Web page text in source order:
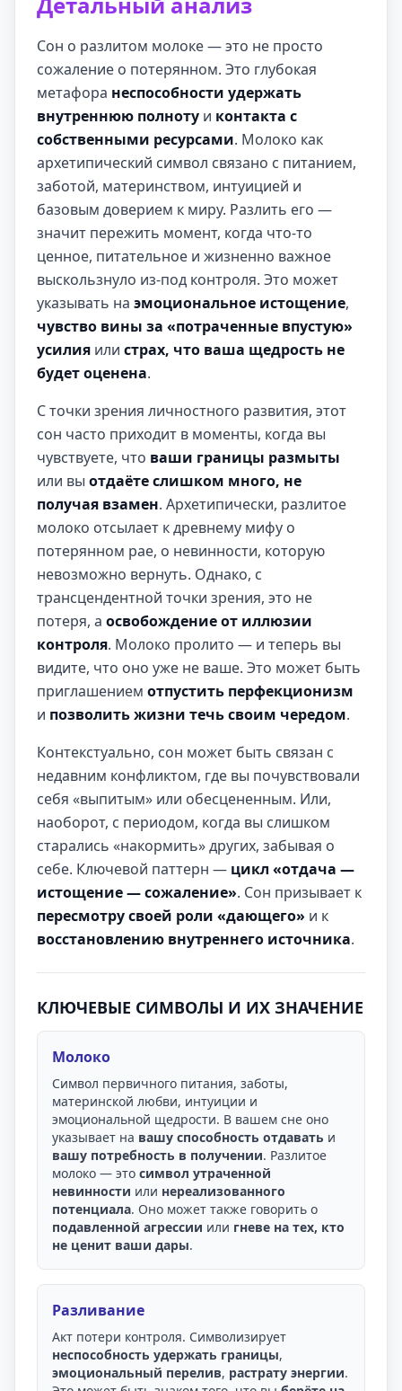
Сон о разлитом молоке — это не просто
сожаление о потерянном. Это глубокая
метафора неспособности удержать
внутреннюю полноту и контакта с
собственными ресурсами. Молоко как
архетипический символ связано с питанием,
заботой, материнством, интуицией и
базовым доверием к миру. Разлить его —
значит пережить момент, когда что-то
ценное, питательное и жизненно важное
выскользнуло из-под контроля. Это может
указывать на эмоциональное истощение,
чувство вины за «потраченные впустую»
усилия или страх, что ваша щедрость не
будет оценена.
С точки зрения личностного развития, этот
сон часто приходит в моменты, когда вы
чувствуете, что ваши границы размыты
или вы отдаёте слишком много, не
получая взамен. Архетипически, разлитое
молоко отсылает к древнему мифу о
потерянном рае, о невинности, которую
невозможно вернуть. Однако, с
трансцендентной точки зрения, это не
потеря, а освобождение от иллюзии
контроля. Молоко пролито — и теперь вы
видите, что оно уже не ваше. Это может быть
приглашением отпустить перфекционизм
и позволить жизни течь своим чередом.
Контекстуально, сон может быть связан с
недавним конфликтом, где вы почувствовали
себя «выпитым» или обесцененным. Или,
наоборот, с периодом, когда вы слишком
старались «накормить» других, забывая о
себе. Ключевой паттерн — цикл «отдача —
истощение — сожаление». Сон призывает к
пересмотру своей роли «дающего» и к
восстановлению внутреннего источника.
КЛЮЧЕВЫЕ СИМВОЛЫ И ИХ ЗНАЧЕНИЕ
Молоко
Символ первичного питания, заботы,
материнской любви, интуиции и
эмоциональной щедрости. В вашем сне оно
указывает на вашу способность отдавать и
вашу потребность в получении. Разлитое
молоко — это символ утраченной
невинности или нереализованного
потенциала. Оно может также говорить о
подавленной агрессии или гневе на тех, кто
не ценит ваши дары.
Разливание
Акт потери контроля. Символизирует
неспособность удержать границы,
эмоциональный перелив, растрату энергии.